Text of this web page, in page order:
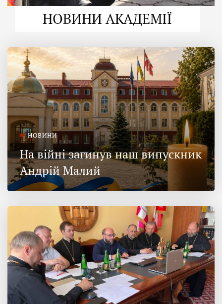
НОВИНИ АКАДЕМІЇ
НОВИНИ
На війні загинув наш випускник
Андрій Малий